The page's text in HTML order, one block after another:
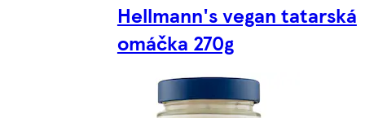
Hellmann's vegan tatarská
omáčka 270g